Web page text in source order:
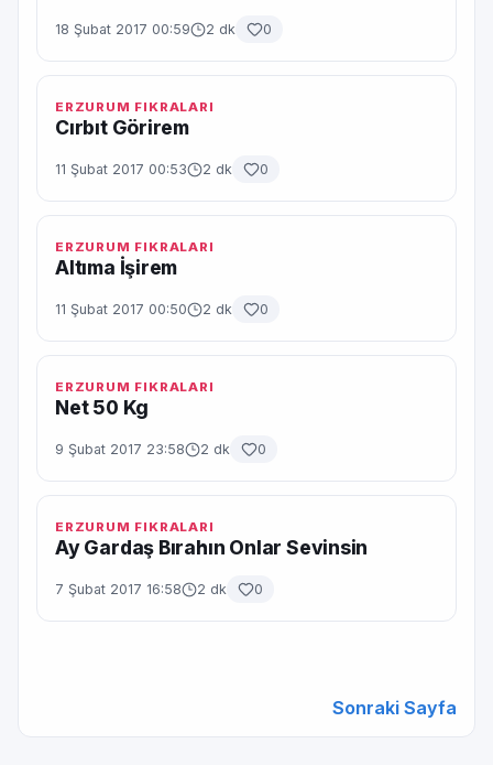
18 Şubat 2017 00:59 2 dk 0
ERZURUM FIKRALARI
Cırbıt Görirem
11 Şubat 2017 00:53 2 dk 0
ERZURUM FIKRALARI
Altıma İşirem
11 Şubat 2017 00:50 2 dk 0
ERZURUM FIKRALARI
Net 50 Kg
9 Şubat 2017 23:58 2 dk 0
ERZURUM FIKRALARI
Ay Gardaş Bırahın Onlar Sevinsin
7 Şubat 2017 16:58 2 dk 0
Sonraki Sayfa